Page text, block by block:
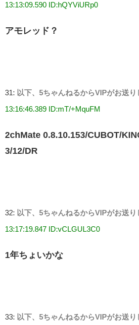
13:13:09.590 ID:hQYViURp0
アモレッド？
31: 以下、5ちゃんねるからVIPがお送り
13:16:46.389 ID:mT/+MquFM
2chMate 0.8.10.153/CUBOT/
3/12/DR
32: 以下、5ちゃんねるからVIPがお送り
13:17:19.847 ID:vCLGUL3C0
1年ちょいかな
33: 以下、5ちゃんねるからVIPがお送り